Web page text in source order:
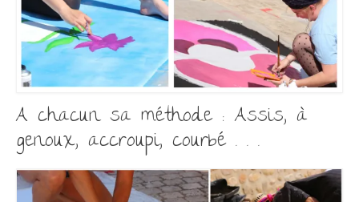
A chacun sa méthode : Assis, à
genoux, accroupi, courbé . . .